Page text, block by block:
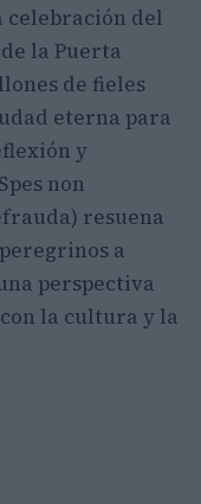
celebración del
la Puerta
de fieles
eterna para
y
non
resuena
a
perspectiva
la cultura y la